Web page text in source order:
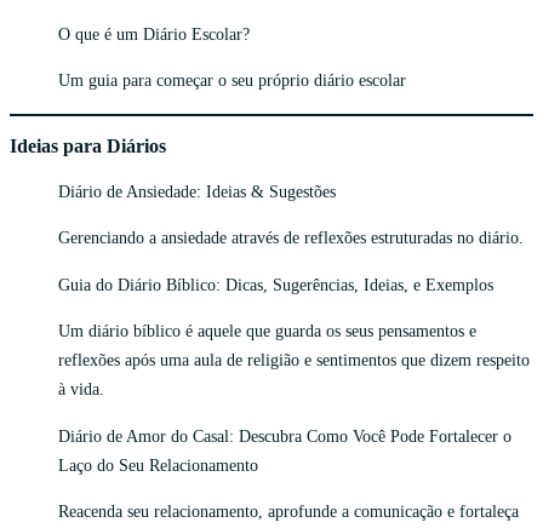
O que é um Diário Escolar?
Um guia para começar o seu próprio diário escolar
Ideias para Diários
Diário de Ansiedade: Ideias & Sugestões
Gerenciando a ansiedade através de reflexões estruturadas no diário.
Guia do Diário Bíblico: Dicas, Sugerências, Ideias, e Exemplos
Um diário bíblico é aquele que guarda os seus pensamentos e
reflexões após uma aula de religião e sentimentos que dizem respeito
à vida.
Diário de Amor do Casal: Descubra Como Você Pode Fortalecer o
Laço do Seu Relacionamento
Reacenda seu relacionamento, aprofunde a comunicação e fortaleça